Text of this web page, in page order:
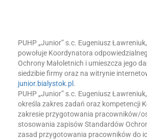
PUHP „Junior” s.c. Eugeniusz
powołuje Koordynatora
Ochrony Małoletnich i umieszcza jego
siedzibie firmy oraz na witrynie
junior.bialystok.pl .
PUHP „Junior” s.c. Eugeniusz
określa zakres zadań oraz kompetencji
zakresie przygotowania pracowników/
stosowania zapisów Standardów
zasad przygotowania pracowników do